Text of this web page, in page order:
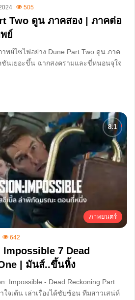
505
Two ดูน ภาคสอง | ภาคต่อ
ย์
พย์ไซไฟอย่าง Dune Part Two ดูน ภาค
ชันเยอะขึ้น ฉากสงครามและขี่หนอนจุใจ
ภาพยนตร์
642
7 Dead
| มันส์..ขึ้นหิ้ง
Impossible - Dead Reckoning Part
จเต้น เล่าเรื่องได้ซับซ้อน ทีมสาวเสน่ห์